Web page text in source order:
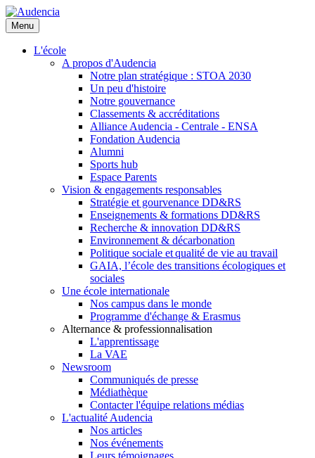
Aller
au
contenu
principal
Menu
L'école
A propos d'Audencia
Notre plan stratégique : STOA 2030
Un peu d'histoire
Notre gouvernance
Classements & accréditations
Alliance Audencia - Centrale - ENSA
Fondation Audencia
Alumni
Sports hub
Espace Parents
Vision & engagements responsables
Stratégie et gourvenance DD&RS
Enseignements & formations DD&RS
Recherche & innovation DD&RS
Environnement & décarbonation
Politique sociale et qualité de vie au travail
GAIA, l’école des transitions écologiques et
sociales
Une école internationale
Nos campus dans le monde
Programme d'échange & Erasmus
Alternance & professionnalisation
L'apprentissage
La VAE
Newsroom
Communiqués de presse
Médiathèque
Contacter l'équipe relations médias
L'actualité Audencia
Nos articles
Nos événements
Leurs témoignages